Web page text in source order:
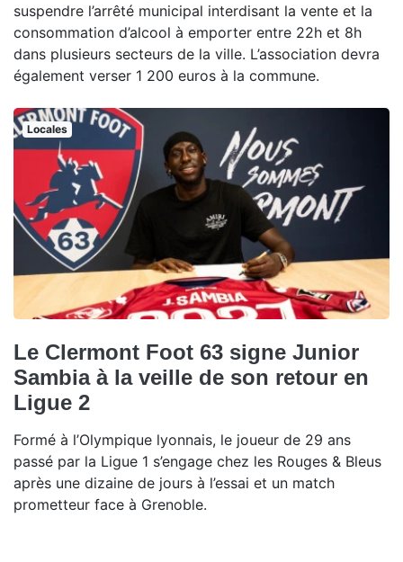
suspendre l’arrêté municipal interdisant la vente et la
consommation d’alcool à emporter entre 22h et 8h
dans plusieurs secteurs de la ville. L’association devra
également verser 1 200 euros à la commune.
Locales
Le Clermont Foot 63 signe Junior
Sambia à la veille de son retour en
Ligue 2
Formé à l’Olympique lyonnais, le joueur de 29 ans
passé par la Ligue 1 s’engage chez les Rouges & Bleus
après une dizaine de jours à l’essai et un match
prometteur face à Grenoble.